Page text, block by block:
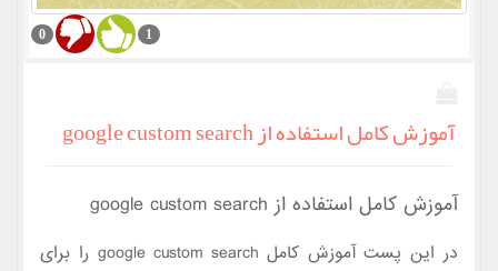
1
0
آموزش کامل استفاده از google custom search
آموزش کامل استفاده از google custom search
در این پست آموزش کامل google custom search را برای